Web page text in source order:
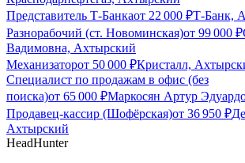
Представитель Т-Банкаот 22 000 ₽Т-Банк,
Разнорабочий (ст. Новоминская)от 99 000 ₽
Вадимовна, Ахтырский
Механизаторот 50 000 ₽Кристалл,
Специалист по продажам в офис (без
поиска)от 65 000 ₽Маркосян Артур
Продавец-кассир (Шофёрская)от 36 950 ₽
Ахтырский
HeadHunter